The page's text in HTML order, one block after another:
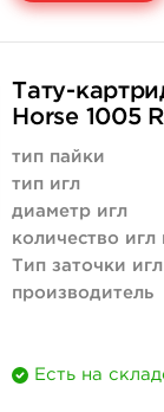
1 700 руб.
купить
Тату-
Horse 1005
тип пайки
тип игл
диаметр игл
количество игл
Тип заточки игл
производитель
Есть на